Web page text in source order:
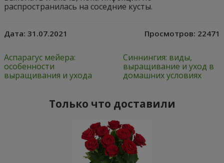
распространилась на соседние кусты.
Дата: 31.07.2021 Просмотров: 22471
Аспарагус мейера:
особенности
выращивания и ухода
Синнингия: виды,
выращивание и уход в
домашних условиях
Только что доставили